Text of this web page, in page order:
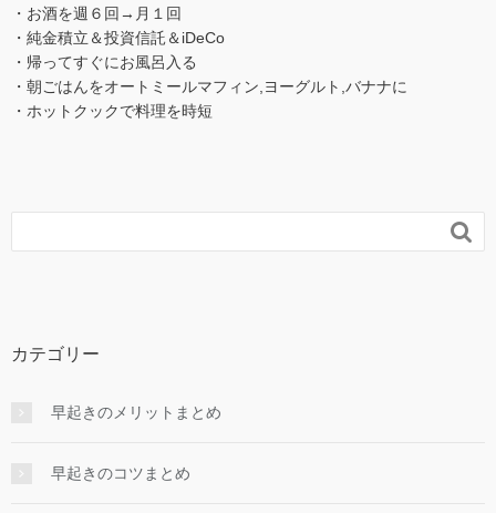
・お酒を週６回→月１回
・純金積立＆投資信託＆iDeCo
・帰ってすぐにお風呂入る
・朝ごはんをオートミールマフィン,ヨーグルト,バナナに
・ホットクックで料理を時短

カテゴリー
早起きのメリットまとめ
早起きのコツまとめ